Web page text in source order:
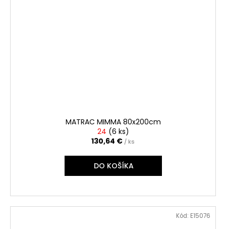
MATRAC MIMMA 80x200cm
24 (6 ks)
130,64 € / ks
DO KOŠÍKA
Kód: E15076